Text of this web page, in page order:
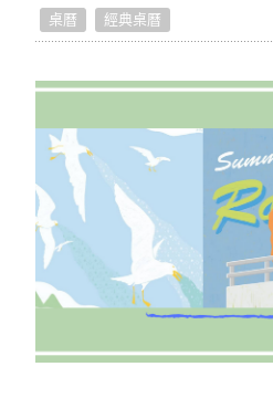
好作品推薦
照片怎麼拍
編輯小技巧
好書店專訪
桌曆
經典桌曆